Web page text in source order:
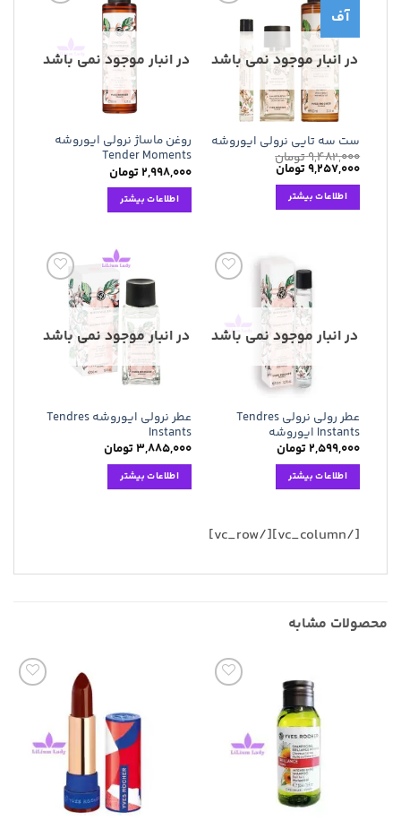
آف افزودن
مندی
ها
در انبار موجود نمی باشد
ست سه تایی نرولی ایوروشه
۹,۴۸۲,۰۰۰تومان
قیمت
اصلی:
۹,۴۸۲,۰۰۰ تومان
بود.
۹,۲۵۷,۰۰۰تومانقیمت
فعلی:
اطلاعات بیشتر
علاقه
مندی
ها
در انبار موجود نمی باشد
روغن ماساژ نرولی ایوروشه
Tender Moments
۲,۹۹۸,۰۰۰تومان
اطلاعات بیشتر
علاقه
مندی
ها
در انبار موجود نمی باشد
عطر رولی نرولی Tendres
Instants ایوروشه
۲,۵۹۹,۰۰۰تومان
اطلاعات بیشتر
افزودن
به
علاقه
مندی
ها
در انبار موجود نمی باشد
عطر نرولی ایوروشه Tendres
Instants
۳,۸۸۵,۰۰۰تومان
اطلاعات بیشتر
[/vc_column][/vc_row]
محصولات مشابه
مندی
ها
مندی
ها